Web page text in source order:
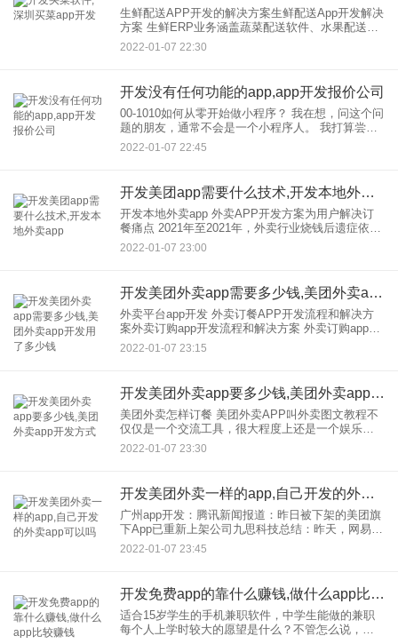
生鲜配送APP开发的解决方案生鲜配送App开发解决
方案 生鲜ERP业务涵盖蔬菜配送软件、水果配送软
件、米面粮油冻品调味配送软件、众多生鲜农产品
配送软件领域，如生鲜蔬果店POS软件、配送一体
2022-01-07 22:30
开发没有任何功能的app,app开发报价公司
00-1010如何从零开始做小程序？ 我在想，问这个问
题的朋友，通常不会是一个小程序人。 我打算尝试
在没有任何技术术语的情况下写这个主题。 很多人
有疑问，你为什么想成为小程序？
2022-01-07 22:45
开发美团app需要什么技术,开发本地外卖app
开发本地外卖app 外卖APP开发方案为用户解决订
餐痛点 2021年至2021年，外卖行业烧钱后遗症依然
明显，2021年以来仍处于不温不火的发展状态。去
库存化再次让房地产行业陷入狂欢。毕竟吃饭生活
2022-01-07 23:00
开发美团外卖app需要多少钱,美团外卖app开发用了多少钱
外卖平台app开发 外卖订餐APP开发流程和解决方
案外卖订购app开发流程和解决方案 外卖订购app开
发是懒惰经济的产物。用户无需外出即可获得美食
资讯，在线订餐、快速配送等服务，开启移动应用
2022-01-07 23:15
开发美团外卖app要多少钱,美团外卖app开发方式
美团外卖怎样订餐 美团外卖APP叫外卖图文教程不
仅仅是一个交流工具，很大程度上还是一个娱乐功
能。还要认真学习一些小知识！ 美团外卖很受欢
迎。对于一些新手用户来说，肯定会有问题。美团
2022-01-07 23:30
开发美团外卖一样的app,自己开发的外卖app可以吗
广州app开发：腾讯新闻报道：昨日被下架的美团旗
下App已重新上架公司九思科技总结：昨天，网易新
闻报道部分美团应用被从AppStore移除，引起网友
观看。今天，据腾讯新闻，报道，昨天有消费者发
2022-01-07 23:45
开发免费app的靠什么赚钱,做什么app比较赚钱
适合15岁学生的手机兼职软件，中学生能做的兼职
每个人上学时较大的愿望是什么？不管怎么说，边